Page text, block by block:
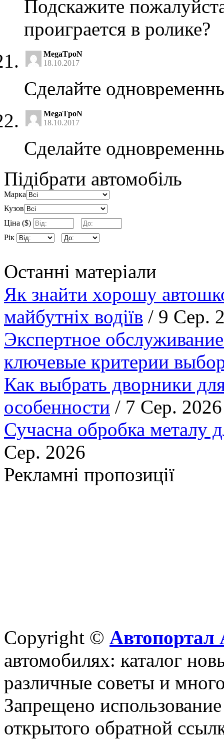
Подскажите
проиграется в ролике?
MegaTpoN
18.10.2017
Сделайте
MegaTpoN
18.10.2017
Сделайте
Підібрати автомобіль
Марка
Кузов
Ціна ($)
Рік
Останні матеріали
Як знайти хорошу
майбутніх водіїв / 9 Сер.
Экспертное
ключевые критерии
Как выбрать дворники
особенности / 7 Сер. 2026
Сучасна обробка металу
Сер. 2026
Рекламні пропозиції
Copyright © Автопортал
автомобилях: каталог
различные советы и
Запрещено
открытого обратной